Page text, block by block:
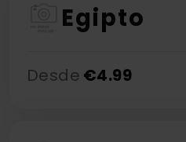
Egipto
Desde €4.99